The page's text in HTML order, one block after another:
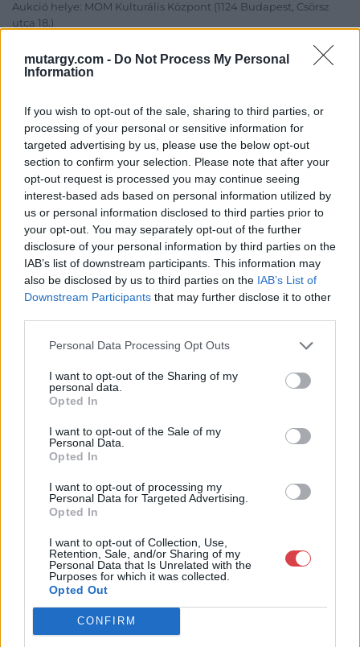
mutargy.com - Do Not Process My Personal
Information
If you wish to opt-out of the sale, sharing to third parties, or
processing of your personal or sensitive information for
targeted advertising by us, please use the below opt-out
section to confirm your selection. Please note that after your
opt-out request is processed you may continue seeing
interest-based ads based on personal information utilized by
us or personal information disclosed to third parties prior to
your opt-out. You may separately opt-out of the further
disclosure of your personal information by third parties on the
IAB’s list of downstream participants. This information may
also be disclosed by us to third parties on the IAB’s List of
Downstream Participants that may further disclose it to other
Personal Data Processing Opt Outs
I want to opt-out of the Sharing of my
personal data.
Opted In
I want to opt-out of the Sale of my
Personal Data.
Opted In
I want to opt-out of processing my
Personal Data for Targeted Advertising.
Opted In
I want to opt-out of Collection, Use,
Retention, Sale, and/or Sharing of my
Personal Data that Is Unrelated with the
Purposes for which it was collected.
Opted Out
CONFIRM
Aukció helye: MOM Kulturális Központ (1124 Budapest, Csörsz
utca 18.)
Eladó:BÁV ART Aukciósház és
Galéria
Cím: BÁV ZRt.
1027 Budapest, Csalogány u.
23-33.
Telefon: (06 1) 331 0513
Weboldal: http://bav-art.hu
Bemutatkozás: Az ország legnagyobb múltú, 240 esztendeje
jogfolytonosan működő magyar vállalkozásaként a BÁV ZRt.
óriási tapasztalatával, szakmai tekintélyével és
megbízhatóságával hagyományosan a magyar
megújult BÁV Aukciósház mára a magyarországi
műkereskedelem egyik legfontosabb színterévé, kereskedelmi
és árverési központtá vált. . Hazánk legnagyobb
műkereskedelmi üzlethálózatával rendelkező BÁV ZRt.
eladni, vagy venni kívánók rendelkezésére.
KAPCSOLÓDÓ MŰTÁRGYAK